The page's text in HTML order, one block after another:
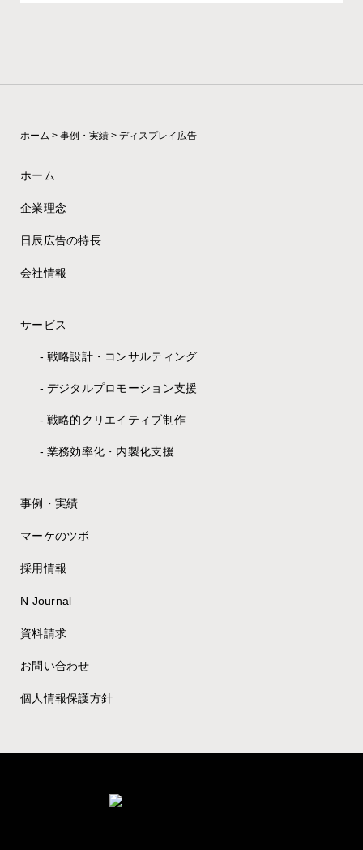
ホーム > 事例・実績 > ディスプレイ広告
ホーム
企業理念
日辰広告の特長
会社情報
サービス
戦略設計・コンサルティング
デジタルプロモーション支援
戦略的クリエイティブ制作
業務効率化・内製化支援
事例・実績
マーケのツボ
採用情報
N Journal
資料請求
お問い合わせ
個人情報保護方針